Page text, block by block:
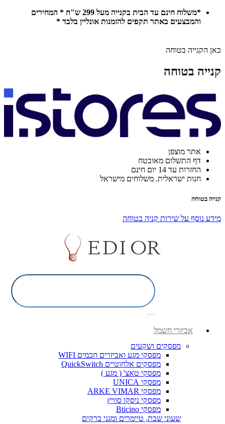
*משלוח חינם עד הבית בקנייה מעל 299 ש"ח * המחירים
והמבצעים באתר תקפים להזמנות אונליין בלבד *
כאן הקנייה בטוחה
קנייה בטוחה
אתר מוצפן
דף התשלום מאובטח
החזרות עד 14 יום חינם
חנות ישראלית. משלוחים מישראל
קנייה בטוחה
מידע נוסף על שירות קניה בטוחה
אביזרי חשמל
מפסקים ושקעים
מפסקי מגע ואביזרים חכמים WIFI
מפסקים אלחוטיים QuickSwitch
מפסקי טאצ' ( מגע )
מפסקי UNICA
מפסקי ARKE VIMAR
מפסקי ניסקו סוויץ
מפסקי Bticino
שעוני שבת, טיימרים ומגני ברקים